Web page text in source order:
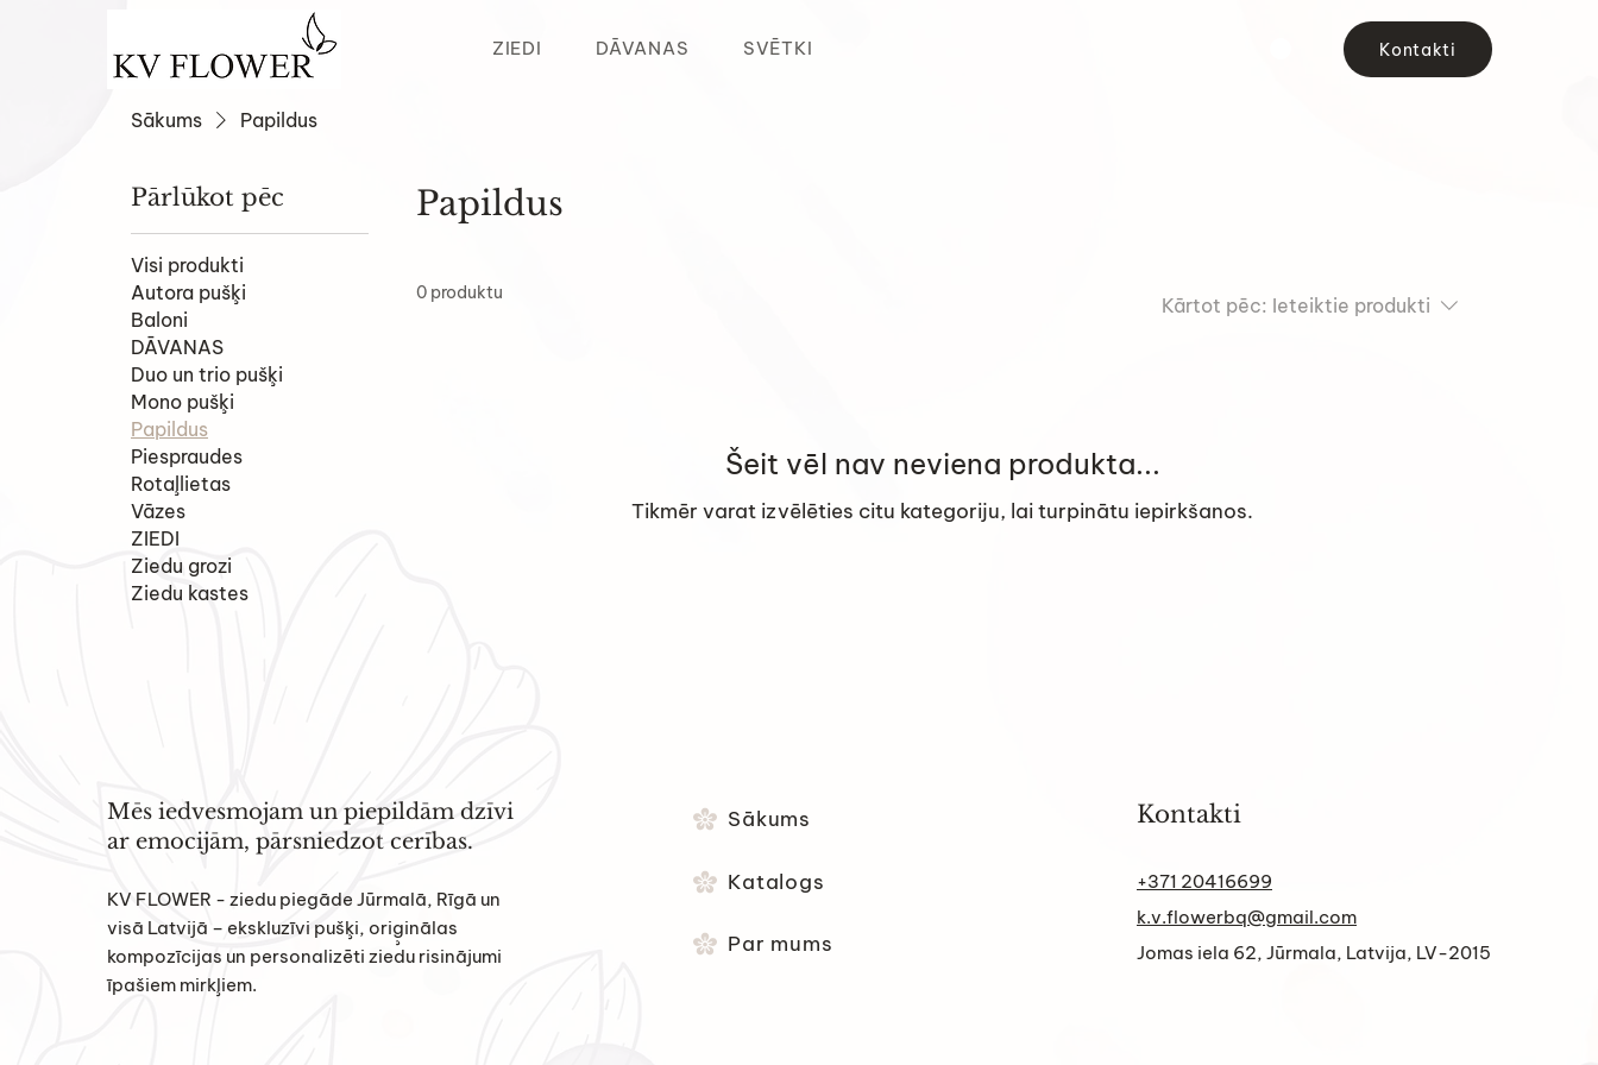
ZIEDI DĀVANAS SVĒTKI Kontakti
Sākums Papildus
Pārlūkot pēc
Visi produkti
Autora pušķi
Baloni
DĀVANAS
Duo un trio pušķi
Mono pušķi
Papildus
Piespraudes
Rotaļlietas
Vāzes
ZIEDI
Ziedu grozi
Ziedu kastes
Papildus
0 produktu
Kārtot pēc: Ieteiktie produkti
Šeit vēl nav neviena produkta...
Tikmēr varat izvēlēties citu kategoriju, lai turpinātu iepirkšanos.
Mēs iedvesmojam un piepildām dzīvi
ar emocijām, pārsniedzot cerības.
KV FLOWER - ziedu piegāde Jūrmalā, Rīgā un
visā Latvijā – ekskluzīvi pušķi, oriģinālas
kompozīcijas un personalizēti ziedu risinājumi
īpašiem mirkļiem.
Sākums
Katalogs
Par mums
Kontakti
+371 20416699
k.v.flowerbq@gmail.com
Jomas iela 62, Jūrmala, Latvija, LV-2015